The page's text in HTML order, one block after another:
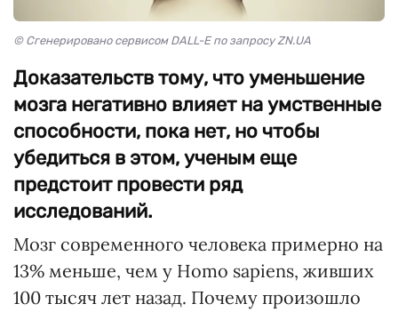
© Сгенерировано сервисом DALL-E по запросу ZN.UA
Доказательств тому, что уменьшение
мозга негативно влияет на умственные
способности, пока нет, но чтобы
убедиться в этом, ученым еще
предстоит провести ряд
исследований.
Мозг современного человека примерно на
13% меньше, чем у Homo sapiens, живших
100 тысяч лет назад. Почему произошло